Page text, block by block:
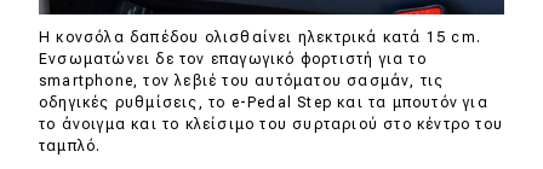
Η κονσόλα δαπέδου ολισθαίνει ηλεκτρικά κατά 15 cm.
Ενσωματώνει δε τον επαγωγικό φορτιστή για το
smartphone, τον λεβιέ του αυτόματου σασμάν, τις
οδηγικές ρυθμίσεις, το e-Pedal Step και τα μπουτόν για
το άνοιγμα και το κλείσιμο του συρταριού στο κέντρο του
ταμπλό.